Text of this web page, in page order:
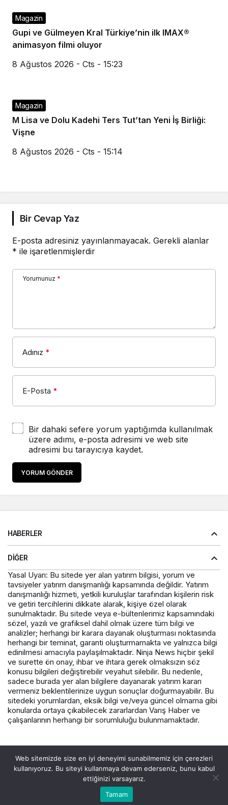
Magazin
Gupi ve Gülmeyen Kral Türkiye’nin ilk IMAX®
animasyon filmi oluyor
8 Ağustos 2026 - Cts - 15:23
Magazin
M Lisa ve Dolu Kadehi Ters Tut’tan Yeni İş Birliği:
Vişne
8 Ağustos 2026 - Cts - 15:14
Bir Cevap Yaz
E-posta adresiniz yayınlanmayacak. Gerekli alanlar
* ile işaretlenmişlerdir
Yorumunuz *
Adınız *
E-Posta *
Bir dahaki sefere yorum yaptığımda kullanılmak
üzere adımı, e-posta adresimi ve web site
adresimi bu tarayıcıya kaydet.
YORUM GÖNDER
HABERLER
DIĞER
Yasal Uyarı: Bu sitede yer alan yatırım bilgisi, yorum ve
tavsiyeler yatırım danışmanlığı kapsamında değildir. Yatırım
danışmanlığı hizmeti, yetkili kuruluşlar tarafından kişilerin risk
ve getiri tercihlerini dikkate alarak, kişiye özel olarak
sunulmaktadır. Bu sitede veya e-bültenlerimiz kapsamındaki
sözel, yazılı ve grafiksel dahil olmak üzere tüm bilgi ve
analizler; herhangi bir karara dayanak oluşturması noktasında
herhangi bir teminat, garanti oluşturmamakta ve yalnızca bilgi
edinilmesi amacıyla paylaşılmaktadır. Ninja News hiçbir şekil
ve surette ön onay, ihbar ve ihtara gerek olmaksızın söz
konusu bilgileri değiştirebilir veyahut silebilir. Bu nedenle,
sadece burada yer alan bilgilere dayanarak yatırım kararı
vermeniz beklentilerinize uygun sonuçlar doğurmayabilir. Bu
sitedeki yorumlardan, eksik bilgi ve/veya güncel olmama gibi
konularda ortaya çıkabilecek zararlardan Varış Haber ve
çalışanlarının herhangi bir sorumluluğu bulunmamaktadır.
Hesabım
Web sitemizde size en iyi deneyimi sunabilmemiz için çerezleri
kullanıyoruz. Bu siteyi kullanmaya devam ederseniz, bunu kabul
ettiğinizi varsayarız.
Tamam